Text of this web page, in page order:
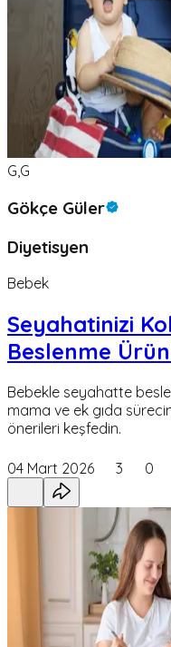
G,G
Gökçe Güler
Diyetisyen
Bebek
Seyahatinizi
Beslenme
Bebekle seyahatte
mama ve ek gıda
önerileri keşfedin.
04 Mart 2026 3 0